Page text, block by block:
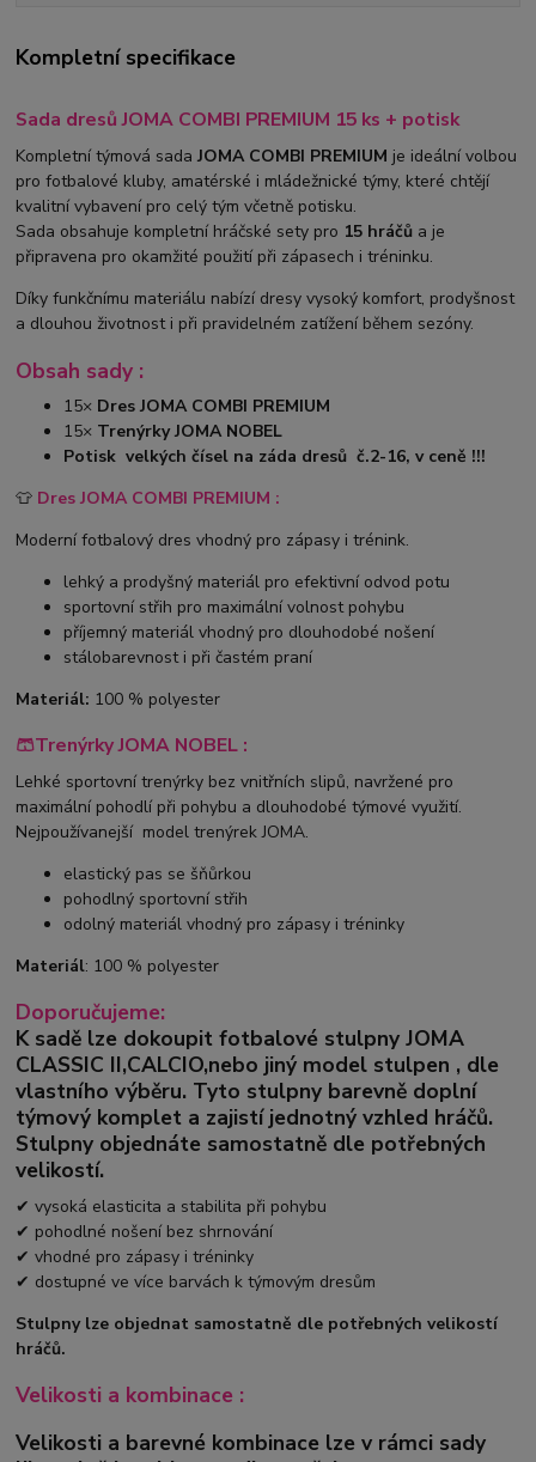
Kompletní specifikace
Sada dresů JOMA COMBI PREMIUM 15 ks + potisk
Kompletní týmová sadaJOMA COMBI PREMIUM je ideální volbou
pro fotbalové kluby, amatérské i mládežnické týmy, které chtějí
kvalitní vybavení pro celý tým včetně potisku.
Sada obsahuje kompletní hráčské sety pro 15 hráčů a je
připravena pro okamžité použití při zápasech i tréninku.
Díky funkčnímu materiálu nabízí dresy vysoký komfort, prodyšnost
a dlouhou životnost i při pravidelném zatížení během sezóny.
Obsah sady :
15× Dres JOMA COMBI PREMIUM
15× Trenýrky JOMA NOBEL
Potisk velkých čísel na záda dresů č.2-16, v ceně !!!
👕 Dres JOMA COMBI PREMIUM :
Moderní fotbalový dres vhodný pro zápasy i trénink.
lehký a prodyšný materiál pro efektivní odvod potu
sportovní střih pro maximální volnost pohybu
příjemný materiál vhodný pro dlouhodobé nošení
stálobarevnost i při častém praní
Materiál: 100 % polyester
🩳Trenýrky JOMA NOBEL :
Lehké sportovní trenýrky bez vnitřních slipů, navržené pro
maximální pohodlí při pohybu a dlouhodobé týmové využití.
Nejpoužívanejší model trenýrek JOMA.
elastický pas se šňůrkou
pohodlný sportovní střih
odolný materiál vhodný pro zápasy i tréninky
Materiál: 100 % polyester
Doporučujeme:
K sadě lze dokoupit fotbalové stulpnyJOMA
CLASSIC II,CALCIO,nebo jiný model stulpen , dle
vlastního výběru. Tyto stulpny barevně doplní
týmový komplet a zajistí jednotný vzhled hráčů.
Stulpny objednáte samostatně dle potřebných
velikostí.
✔ vysoká elasticita a stabilita při pohybu
✔ pohodlné nošení bez shrnování
✔ vhodné pro zápasy i tréninky
✔ dostupné ve více barvách k týmovým dresům
Stulpny lze objednat samostatně dle potřebných velikostí
hráčů.
Velikosti a kombinace :
Velikosti a barevné kombinace lze v rámci sady